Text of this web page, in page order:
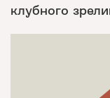
клубного